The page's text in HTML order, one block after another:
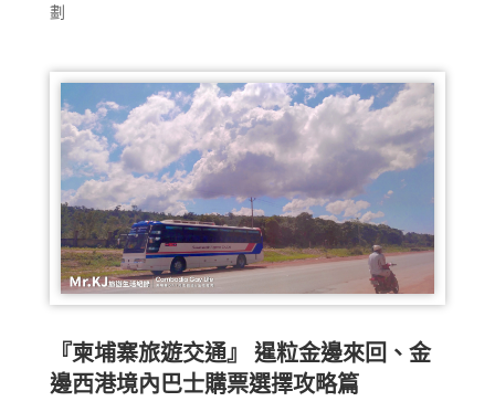
劃
『柬埔寨旅遊交通』 暹粒金邊來回、金
邊西港境內巴士購票選擇攻略篇